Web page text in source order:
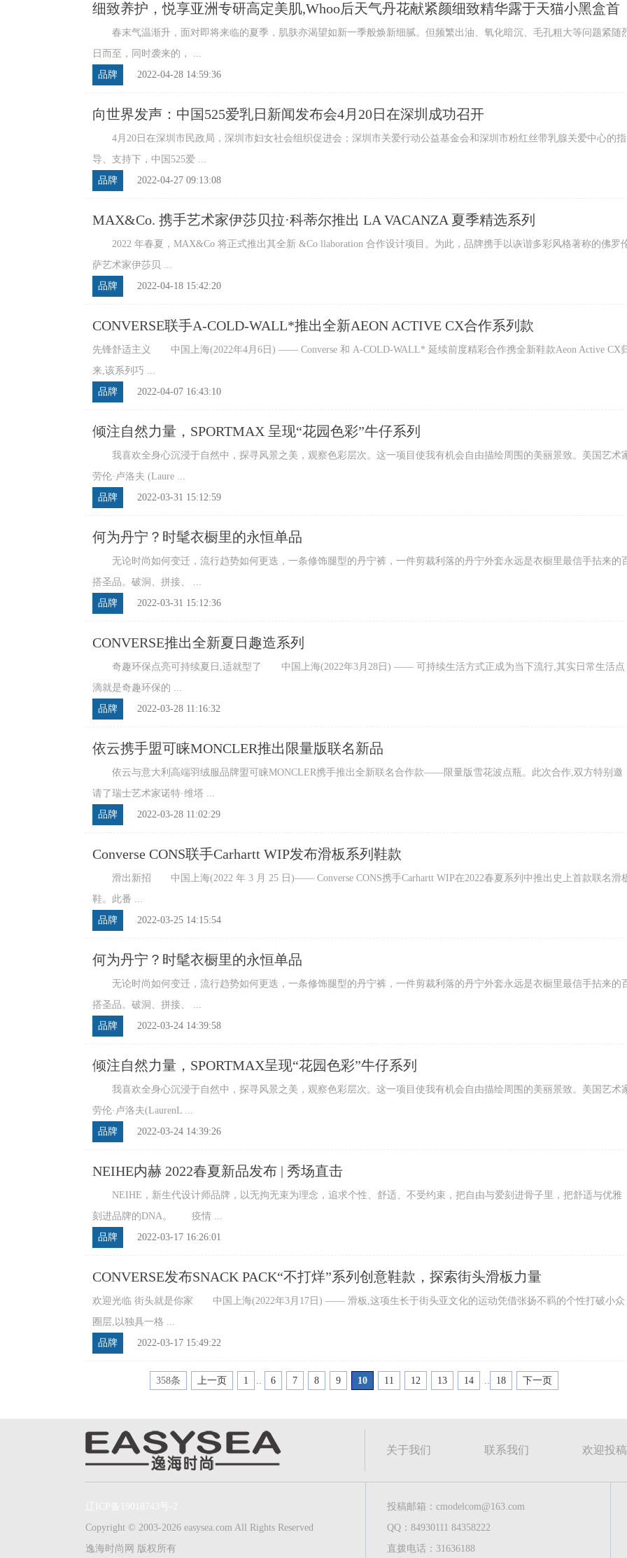
细致养护，悦享亚洲专研高定美肌,Whoo后天气丹花献紧颜细致精华露于天猫小黑盒首
春末气温渐升，面对即将来临的夏季，肌肤亦渴望如新一季般焕新细腻。但频繁出油、氧化暗沉、毛孔粗大等问题紧随
日而至，同时袭来的， ...
品牌
2022-04-28 14:59:36
向世界发声：中国525爱乳日新闻发布会4月20日在深圳成功召开
4月20日在深圳市民政局，深圳市妇女社会组织促进会；深圳市关爱行动公益基金会和深圳市粉红丝带乳腺关爱中心的指
导、支持下，中国525爱 ...
品牌
2022-04-27 09:13:08
MAX&Co. 携手艺术家伊莎贝拉·科蒂尔推出 LA VACANZA 夏季精选系列
2022 年春夏，MAX&Co 将正式推出其全新 &Co llaboration 合作设计项目。为此，品牌携手以诙谐多彩风格著称的佛罗
萨艺术家伊莎贝 ...
品牌
2022-04-18 15:42:20
CONVERSE联手A-COLD-WALL*推出全新AEON ACTIVE CX合作系列款
先锋舒适主义 中国上海(2022年4月6日) —— Converse 和 A-COLD-WALL* 延续前度精彩合作携全新鞋款Aeon Active CX
来,该系列巧 ...
品牌
2022-04-07 16:43:10
倾注自然力量，SPORTMAX 呈现“花园色彩”牛仔系列
我喜欢全身心沉浸于自然中，探寻风景之美，观察色彩层次。这一项目使我有机会自由描绘周围的美丽景致。美国艺术
劳伦·卢洛夫 (Laure ...
品牌
2022-03-31 15:12:59
何为丹宁？时髦衣橱里的永恒单品
无论时尚如何变迁，流行趋势如何更迭，一条修饰腿型的丹宁裤，一件剪裁利落的丹宁外套永远是衣橱里最信手拈来的
搭圣品。破洞、拼接、 ...
品牌
2022-03-31 15:12:36
CONVERSE推出全新夏日趣造系列
奇趣环保点亮可持续夏日,适就型了 中国上海(2022年3月28日) —— 可持续生活方式正成为当下流行,其实日常生活点
滴就是奇趣环保的 ...
品牌
2022-03-28 11:16:32
依云携手盟可睐MONCLER推出限量版联名新品
依云与意大利高端羽绒服品牌盟可睐MONCLER携手推出全新联名合作款——限量版雪花波点瓶。此次合作,双方特别邀
请了瑞士艺术家诺特·维塔 ...
品牌
2022-03-28 11:02:29
Converse CONS联手Carhartt WIP发布滑板系列鞋款
滑出新招 中国上海(2022 年 3 月 25 日)—— Converse CONS携手Carhartt WIP在2022春夏系列中推出史上首款联名滑
鞋。此番 ...
品牌
2022-03-25 14:15:54
何为丹宁？时髦衣橱里的永恒单品
无论时尚如何变迁，流行趋势如何更迭，一条修饰腿型的丹宁裤，一件剪裁利落的丹宁外套永远是衣橱里最信手拈来的
搭圣品。破洞、拼接、 ...
品牌
2022-03-24 14:39:58
倾注自然力量，SPORTMAX呈现“花园色彩”牛仔系列
我喜欢全身心沉浸于自然中，探寻风景之美，观察色彩层次。这一项目使我有机会自由描绘周围的美丽景致。美国艺术
劳伦·卢洛夫(LaurenL ...
品牌
2022-03-24 14:39:26
NEIHE内赫 2022春夏新品发布 | 秀场直击
NEIHE，新生代设计师品牌，以无拘无束为理念，追求个性、舒适、不受约束，把自由与爱刻进骨子里，把舒适与优雅
刻进品牌的DNA。 疫情 ...
品牌
2022-03-17 16:26:01
CONVERSE发布SNACK PACK“不打烊”系列创意鞋款，探索街头滑板力量
欢迎光临 街头就是你家 中国上海(2022年3月17日) —— 滑板,这项生长于街头亚文化的运动凭借张扬不羁的个性打破小众
圈层,以独具一格 ...
品牌
2022-03-17 15:49:22
358条 上一页 1 .. 6 7 8 9 10 11 12 13 14 .. 18 下一页
关于我们 联系我们 欢迎投稿
Copyright © 2003-2026 easysea.com All Rights Reserved
逸海时尚网 版权所有
投稿邮箱：cmodelcom@163.com
QQ：84930111 84358222
直拨电话：31636188